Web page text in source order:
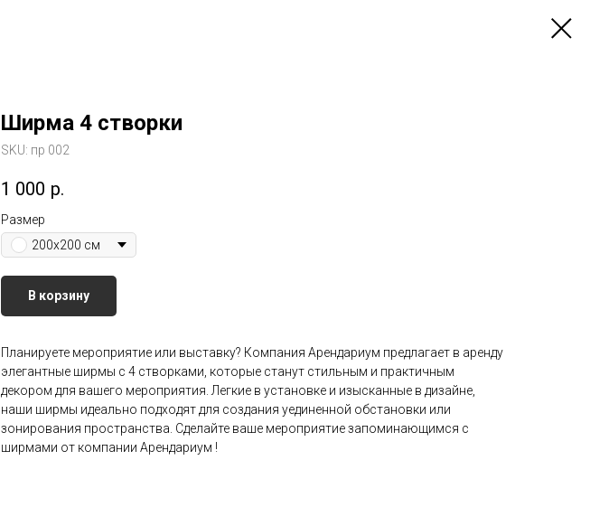
Ширма 4 створки
SKU: пр 002
1 000 р.
Размер
200х200 см
В корзину
Планируете мероприятие или выставку? Компания Арендариум предлагает в аренду
элегантные ширмы с 4 створками, которые станут стильным и практичным
декором для вашего мероприятия. Легкие в установке и изысканные в дизайне,
наши ширмы идеально подходят для создания уединенной обстановки или
зонирования пространства. Сделайте ваше мероприятие запоминающимся с
ширмами от компании Арендариум !